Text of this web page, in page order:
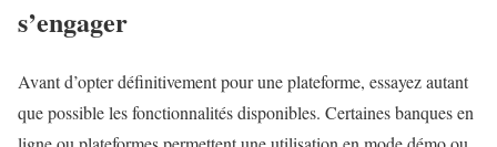
s’engager
Avant d’opter définitivement pour une plateforme, essayez autant
que possible les fonctionnalités disponibles. Certaines banques en